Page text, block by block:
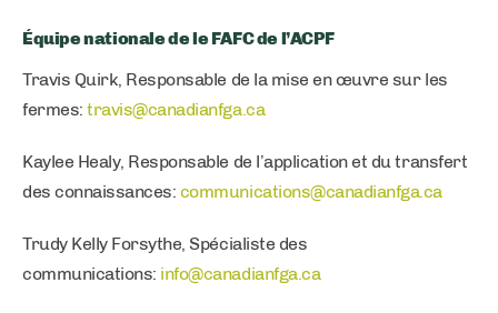
Équipe nationale de le FAFC de l’ACPF
Travis Quirk, Responsable de la mise en œuvre sur les
fermes:travis@canadianfga.ca
Kaylee Healy, Responsable de l’application et du transfert
des connaissances: communications@canadianfga.ca
Trudy Kelly Forsythe, Spécialiste des
communications: info@canadianfga.ca